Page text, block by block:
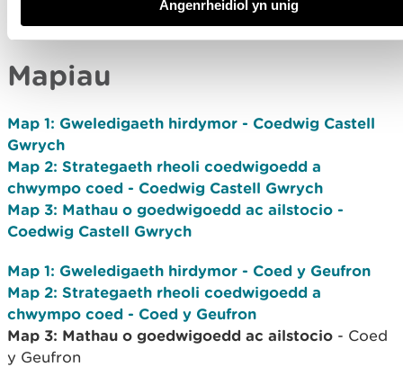
Angenrheidiol yn unig
Mapiau
Map 1: Gweledigaeth hirdymor - Coedwig Castell
Gwrych
Map 2: Strategaeth rheoli coedwigoedd a
chwympo coed - Coedwig Castell Gwrych
Map 3: Mathau o goedwigoedd ac ailstocio -
Coedwig Castell Gwrych
Map 1: Gweledigaeth hirdymor - Coed y Geufron
Map 2: Strategaeth rheoli coedwigoedd a
chwympo coed - Coed y Geufron
Map 3: Mathau o goedwigoedd ac ailstocio - Coed
y Geufron